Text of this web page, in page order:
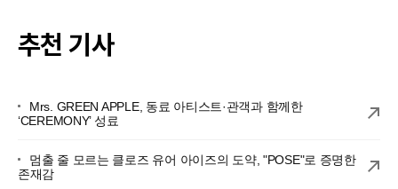
추천 기사
Mrs. GREEN APPLE, 동료 아티스트·관객과 함께한
‘CEREMONY’ 성료
멈출 줄 모르는 클로즈 유어 아이즈의 도약, "POSE"로 증명한
존재감